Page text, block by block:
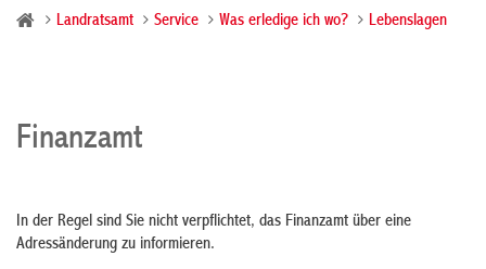
Landratsamt Service Was erledige ich wo? Lebenslagen
Finanzamt
In der Regel sind Sie nicht verpflichtet, das Finanzamt über eine
Adressänderung zu informieren.